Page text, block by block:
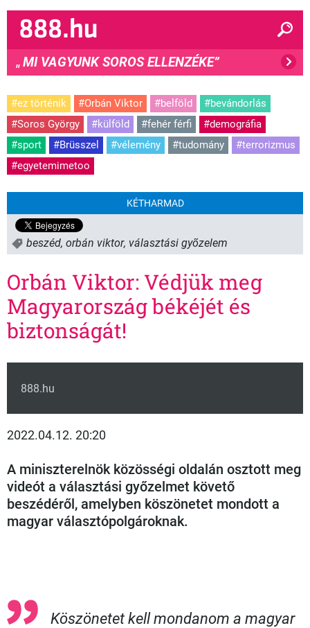
" MI VAGYUNK SOROS ELLENZÉKE”
#ez történik #Orbán Viktor #belföld
#bevándorlás
#Soros György
#külföld #fehér férfi
#demográfia
#sport
#Brüsszel #vélemény #tudomány
#terrorizmus
#egyetemimetoo
KÉTHARMAD
beszéd, orbán viktor, választási gyõzelem
Orbán Viktor: Védjük meg
Magyarország békéjét és
biztonságát!
888.hu
2022.04.12. 20:20
A miniszterelnök közösségi oldalán osztott meg
videót a választási győzelmet követő
beszédéről, amelyben köszönetet mondott a
magyar választópolgároknak.
Köszönetet kell mondanom a magyar